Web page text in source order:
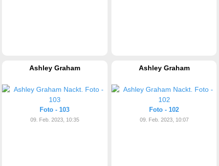
Ashley Graham
Foto - 103
09. Feb. 2023, 10:35
Ashley Graham
Foto - 102
09. Feb. 2023, 10:07